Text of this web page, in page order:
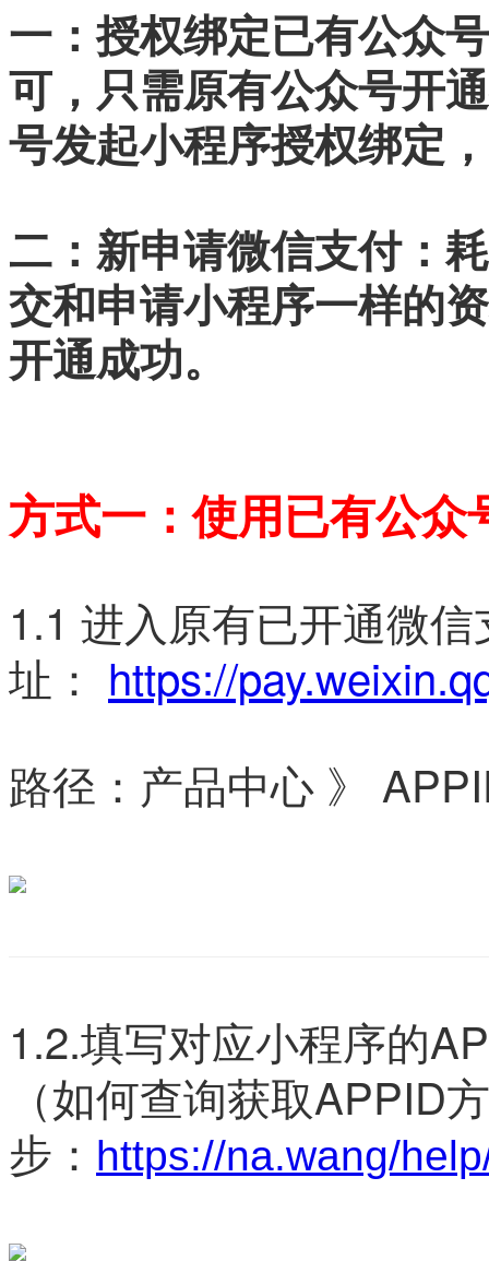
一：授权绑定已有公众
可，只需原有公众号开
号发起小程序授权绑定
二： 新申请微信支付：
交和申请小程序一样的
开通成功。
方式一：使用已有公众
1.1 进入原有已开通微
址： https://
路径：产品中心 》
1.2.填写对应小程序的
（如何查询获取APPID
步： https://na.wang/